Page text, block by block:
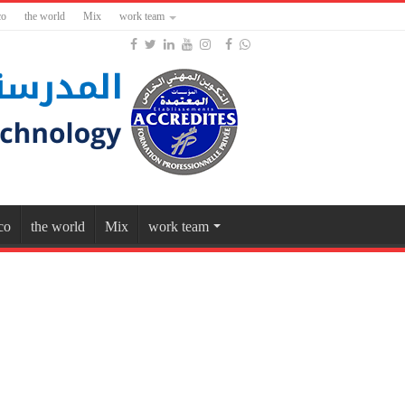
the world Mix work team
the world Mix work team